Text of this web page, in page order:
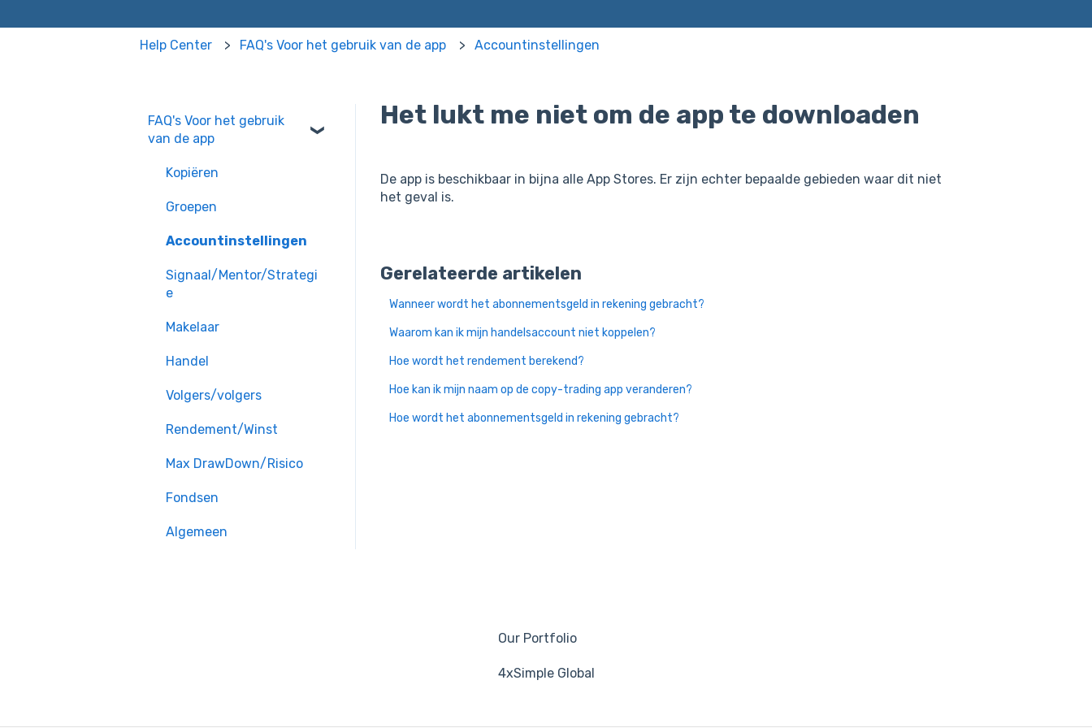
Help Center FAQ's Voor het gebruik van de app Accountinstellingen
Het lukt me niet om de app te downloaden
De app is beschikbaar in bijna alle App Stores. Er zijn echter bepaalde gebieden waar dit niet
het geval is.
Gerelateerde artikelen
Wanneer wordt het abonnementsgeld in rekening gebracht?
Waarom kan ik mijn handelsaccount niet koppelen?
Hoe wordt het rendement berekend?
Hoe kan ik mijn naam op de copy-trading app veranderen?
Hoe wordt het abonnementsgeld in rekening gebracht?
FAQ's Voor het gebruik
van de app
Kopiëren
Groepen
Accountinstellingen
Signaal/Mentor/Strategi
e
Makelaar
Handel
Volgers/volgers
Rendement/Winst
Max DrawDown/Risico
Fondsen
Algemeen
Our Portfolio
4xSimple Global